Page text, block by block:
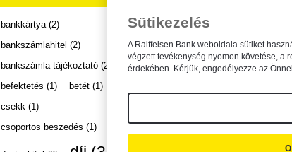
bankkártya (2)
bankszámlahitel (2)
bankszámla tájékoztató (2)
befektetés (1) betét (1)
csekk (1)
csoportos beszedés (1)
A dokumentum
Sütikezelés
A Raiffeisen Bank weboldala sütiket
végzett tevékenység nyomon követése, a
érdekében. Kérjük, engedélyezze az